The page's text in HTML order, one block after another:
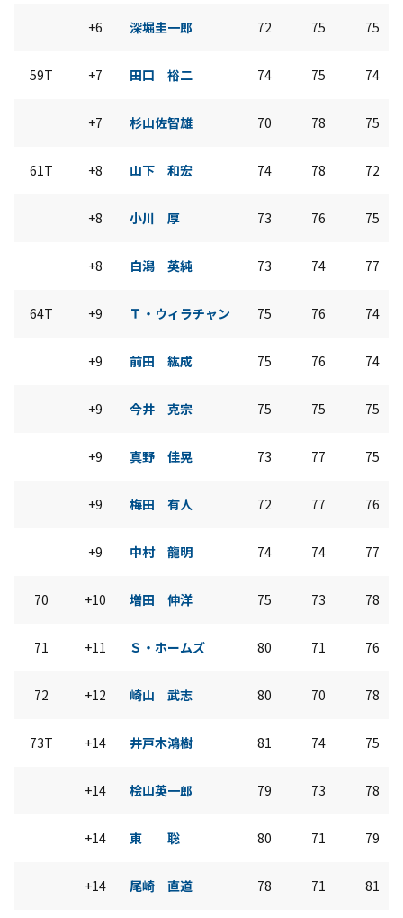
+6 深堀圭一郎 72 75 75
59T +7 田口 裕二 74 75 74
+7 杉山佐智雄 70 78 75
61T +8 山下 和宏 74 78 72
+8 小川 厚 73 76 75
+8 白潟 英純 73 74 77
64T +9 Ｔ・ウィラチャン 75 76 74
+9 前田 紘成 75 76 74
+9 今井 克宗 75 75 75
+9 真野 佳晃 73 77 75
+9 梅田 有人 72 77 76
+9 中村 龍明 74 74 77
70 +10 増田 伸洋 75 73 78
71 +11 Ｓ・ホームズ 80 71 76
72 +12 崎山 武志 80 70 78
73T +14 井戸木鴻樹 81 74 75
+14 桧山英一郎 79 73 78
+14 東 聡 80 71 79
+14 尾崎 直道 78 71 81